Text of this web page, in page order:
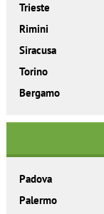
Trieste
Rimini
Siracusa
Torino
Bergamo
Padova
Palermo